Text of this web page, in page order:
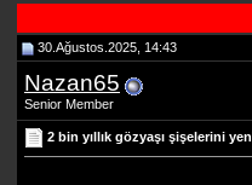
30.Ağustos.2025, 14:43
Nazan65
Senior Member
2 bin yıllık gözyaşı şişelerini